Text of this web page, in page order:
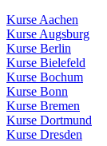
Kurse Aachen
Kurse Augsburg
Kurse Berlin
Kurse Bielefeld
Kurse Bochum
Kurse Bonn
Kurse Bremen
Kurse Dortmund
Kurse Dresden